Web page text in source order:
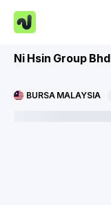
Ni Hsin Group Bhd
BURSA MALAYSIA